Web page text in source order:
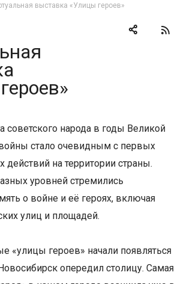
выставка «Улицы героев»
советского народа в годы Великой
стало очевидным с первых
на территории страны.
уровней стремились
о войне и её героях, включая
улиц и площадей.
«улицы героев» начали появляться
опередил столицу. Самая